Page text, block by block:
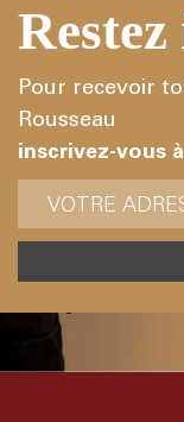
Pour recevoir
Rousseau
inscrivez-vous